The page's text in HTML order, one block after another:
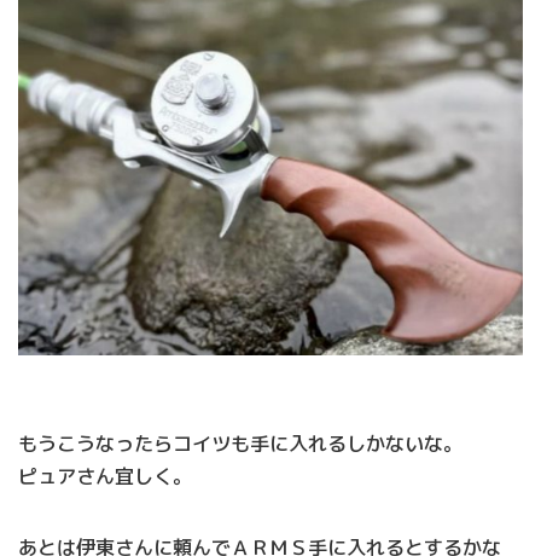
もうこうなったらコイツも手に入れるしかないな。
ピュアさん宜しく。
あとは伊東さんに頼んでＡＲＭＳ手に入れるとするかな